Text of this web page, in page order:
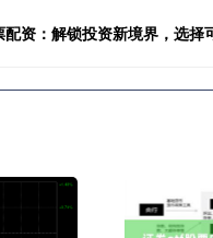
资：解锁投资新境界，选择